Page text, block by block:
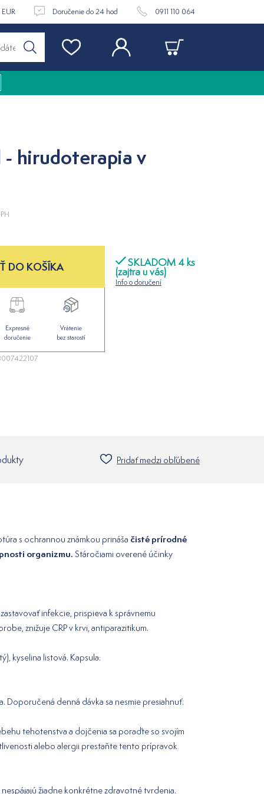
Doručenie do 24 hod 0911 110 064
hirudoterapia v
SKLADOM 4 ks
(zajtra u vás)
Info o doručení
DO KOŠÍKA
Expresné
doručenie
Vrátenie
bez starostí
Pridať medzi obľúbené
s ochrannou známkou prináša čisté prírodné
organizmu. Stáročiami overené účinky
infekcie, prispieva k správnemu
znižuje CRP v krvi, antiparazitikum.
kyselina listová. Kapsula:
Doporučená denná dávka sa nesmie presiahnuť.
tehotenstva a dojčenia sa poraďte so svojím
alebo alergii prestaňte tento prípravok
žiadne konkrétne zdravotné tvrdenia.